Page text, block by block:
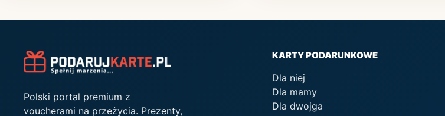
Polski portal premium z
voucherami na przeżycia. Prezenty,
KARTY PODARUNKOWE
Dla niej
Dla mamy
Dla dwojga